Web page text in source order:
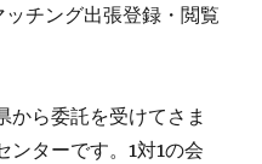
ッチング出張登録・閲覧
から委託を受けてさま
ンターです。1対1の会